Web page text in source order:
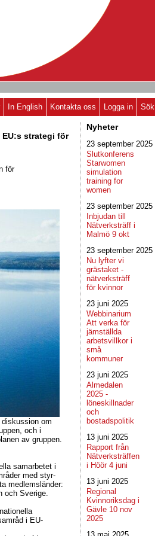
In English Kontakta oss Logga in Sök
EU:s strategi för
för
diskussion om
och i
av gruppen.
samarbetet i
med styr-
medlemsländer:
och Sverige.
i EU-
Nyheter
23 september 2025
Slutkonferens
Starwomen
simulation
training for
women
23 september 2025
Inbjudan till
Nätverksträff i
Malmö 9 okt
23 september 2025
Nu lyfter vi
grästaket -
nätverksträff
för kvinnor
23 juni 2025
Webbinarium
Att verka för
jämställda
arbetsvillkor i
små
kommuner
23 juni 2025
Almedalen
2025 -
löneskillnader
och
bostadspolitik
13 juni 2025
Rapport från
Nätverksträffen
i Höör 4 juni
13 juni 2025
Regional
Kvinnoriksdag i
Gävle 10 nov
2025